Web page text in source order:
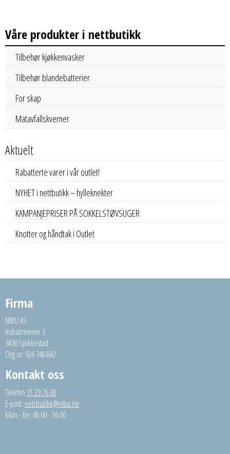
Våre produkter i nettbutikk
Tilbehør kjøkkenvasker
Tilbehør blandebatterier
For skap
Matavfallskverner
Aktuelt
Rabatterte varer i vår outlet!
NYHET i nettbutikk – hylleknekter
KAMPANJEPRISER PÅ SOKKELSTØVSUGER
Knotter og håndtak i Outlet
Firma
NIBU AS
Industriveien 3
3430 Spikkestad
Org.nr: 924 748 842
Kontakt oss
Telefon 31 29 76 00
E-post: nettbutikk@nibu.no
Man - fre: 08.00 - 16.00